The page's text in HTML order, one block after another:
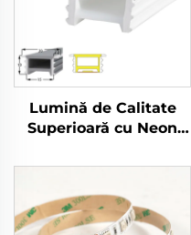
Lumină de Calitate
Superioară cu Neon
pentru Exterior, Moale,
10mm, Tub Neon din
Silicone